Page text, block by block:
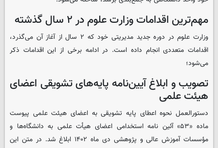
مهم‌ترین اقدامات وزارت علوم در ۲ سال گذشته
وزارت علوم در دوره جدید مدیریتی خود که ۲ سال از آغاز آن می‌گذرد،
اقدامات متعددی انجام داده است. در ادامه برخی از این اقدامات ذکر
می‌شود؛
تصویب و ابلاغ آیین‌نامه پایه‌های تشویقی اعضای
هیئت علمی
دستورالعمل نحوه اعطای پایه تشویقی به اعضای هیئت علمی پیوست
ماده «۵۳» آئین نامه استخدامی اعضای هیأت علمی به دانشگاه‌ها و
مؤسسات آموزش عالی و پژوهشی دی ماه ۱۴۰۲ ابلاغ شد. در متن این